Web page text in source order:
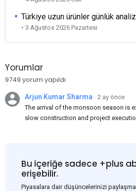
Türkiye uzun ürünler günlük
• 3 Ağustos 2026 Pazartesi
Yorumlar
9749 yorum yapıldı
Arjun Kumar Sharma
2 ay önce
The arrival of the monsoon season is
slow construction and project
and rural construction projects is
to the market despite seasonal
rainfall.
Bu içeriğe sadece +plus
erişebilir.
Piyasalara dair düşüncelerinizi